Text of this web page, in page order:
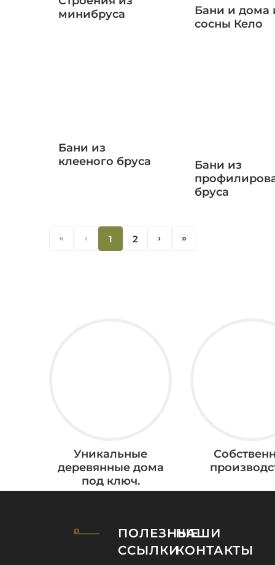
минибруса
Бани и дома
сосны Кело
Бани из
клееного бруса
Бани из
бруса
« ‹ 1 2 ‹ «
Уникальные
деревянные дома
под ключ.
ПОЛЕЗНЫЕ
ССЫЛКИ
НАШИ
КОНТАКТЫ